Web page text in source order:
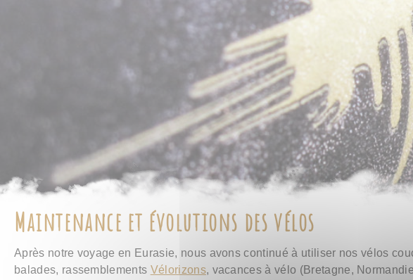
Maintenance et évolutions des vélos
Après notre voyage en Eurasie, nous avons continué à utiliser nos vélos
balades, rassemblements Vélorizons, vacances à vélo (Bretagne,